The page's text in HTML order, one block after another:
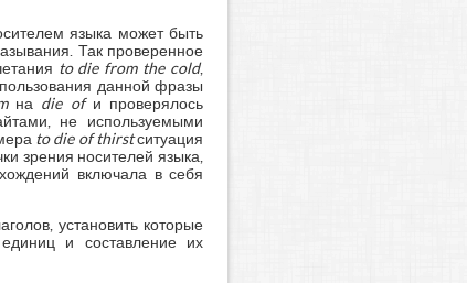
языка может быть
Так проверенное
to die from the cold,
данной фразы
на die ofи проверялось
не используемыми
to die of thirstситуация
зрения носителей языка,
включала в себя
установить которые
и составление их